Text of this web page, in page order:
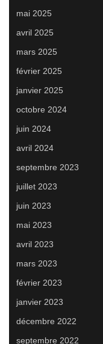
mai 2025
avril 2025
mars 2025
février 2025
janvier 2025
octobre 2024
juin 2024
avril 2024
septembre 2023
juillet 2023
juin 2023
mai 2023
avril 2023
mars 2023
février 2023
janvier 2023
décembre 2022
septembre 2022